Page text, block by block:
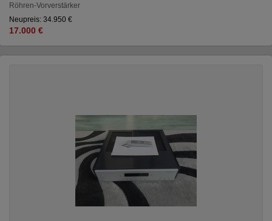
Röhren-Vorverstärker
Neupreis: 34.950 €
17.000 €